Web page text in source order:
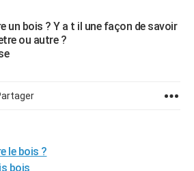
un bois ? Y a t il une façon de savoir
ou autre ?
le bois ?
bois